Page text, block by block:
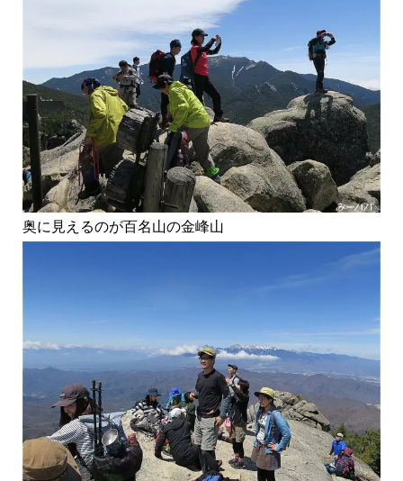
奥に見えるのが百名山の金峰山